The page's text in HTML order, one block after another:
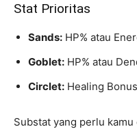
Stat Prioritas
Sands: HP% atau
Goblet: HP% atau
Circlet: Healing
Substat yang perlu kamu